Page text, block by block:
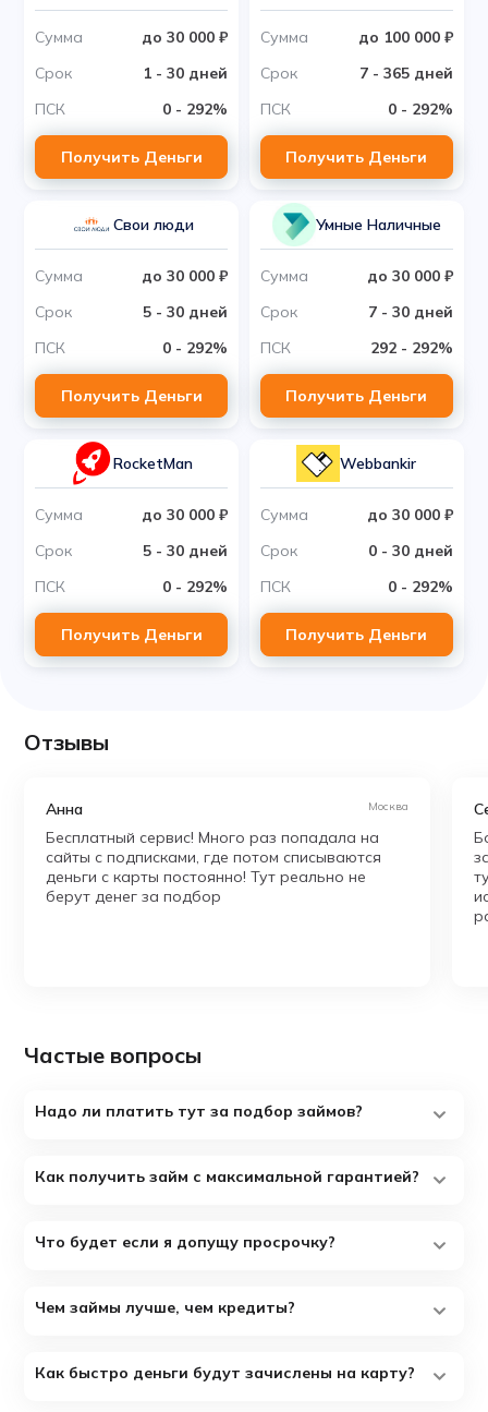
Сумма
до 30 000 ₽
Срок
1 - 30 дней
ПСК
0 - 292%
Получить Деньги
Сумма
до 100 000 ₽
Срок
7 - 365 дней
ПСК
0 - 292%
Получить Деньги
Свои люди
Сумма
до 30 000 ₽
Срок
5 - 30 дней
ПСК
0 - 292%
Получить Деньги
Умные Наличные
Сумма
до 30 000 ₽
Срок
7 - 30 дней
ПСК
292 - 292%
Получить Деньги
RocketMan
Сумма
до 30 000 ₽
Срок
5 - 30 дней
ПСК
0 - 292%
Получить Деньги
Webbankir
Сумма
до 30 000 ₽
Срок
0 - 30 дней
ПСК
0 - 292%
Получить Деньги
Отзывы
Анна Москва
Бесплатный сервис! Много раз попадала на
сайты с подписками, где потом списываются
деньги с карты постоянно! Тут реально не
берут денег за подбор
Частые вопросы
Надо ли платить тут за подбор займов?
Как получить займ с максимальной гарантией?
Что будет если я допущу просрочку?
Чем займы лучше, чем кредиты?
Как быстро деньги будут зачислены на карту?